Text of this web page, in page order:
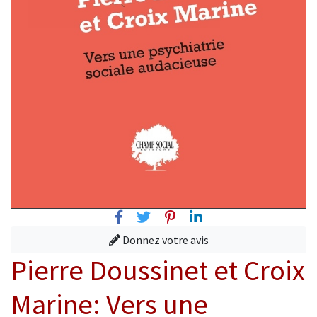
FacebookTwitterPinterest
Linkedin
Donnez votre avis
Pierre Doussinet et Croix
Marine: Vers une